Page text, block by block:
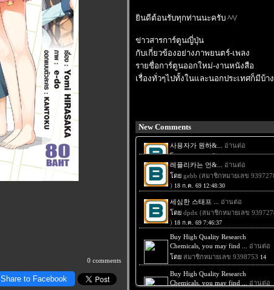
0 comments
Share to Facebook
ินดีต้อนรับทุกท่านนะครับ ^^/
ข่าวสารการ์ตูนญี่ปุ่น
กับเกี่ยวข้องอย่างภาพยนตร์-เพลง
รายชื่อการ์ตูนออกใหม่-งานหนังสือ
เรื่องทั่วๆไปทั้งในและนอกประเทศก็มีบ้าง
New Comments